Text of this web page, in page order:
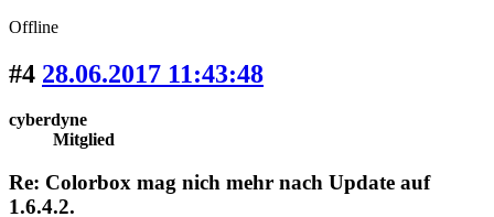
Offline
#4 28.06.2017 11:43:48
cyberdyne
Mitglied
Re: Colorbox mag nich mehr nach Update auf
1.6.4.2.